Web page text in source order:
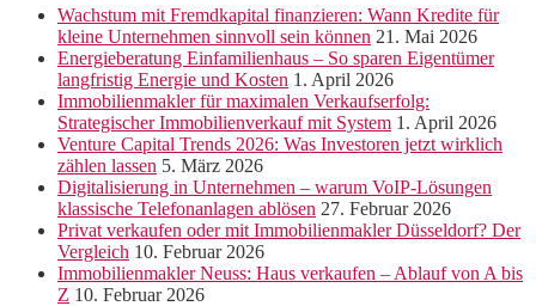
Wachstum mit Fremdkapital finanzieren: Wann Kredite für
kleine Unternehmen sinnvoll sein können 21. Mai 2026
Energieberatung Einfamilienhaus – So sparen Eigentümer
langfristig Energie und Kosten 1. April 2026
Immobilienmakler für maximalen Verkaufserfolg:
Strategischer Immobilienverkauf mit System 1. April 2026
Venture Capital Trends 2026: Was Investoren jetzt wirklich
zählen lassen 5. März 2026
Digitalisierung in Unternehmen – warum VoIP-Lösungen
klassische Telefonanlagen ablösen 27. Februar 2026
Privat verkaufen oder mit Immobilienmakler Düsseldorf? Der
Vergleich 10. Februar 2026
Immobilienmakler Neuss: Haus verkaufen – Ablauf von A bis
Z 10. Februar 2026